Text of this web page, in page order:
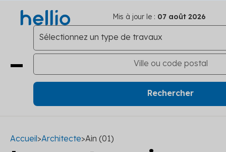
Mis à jour le : 07 août 2026
Accueil>Architecte>Ain (01)